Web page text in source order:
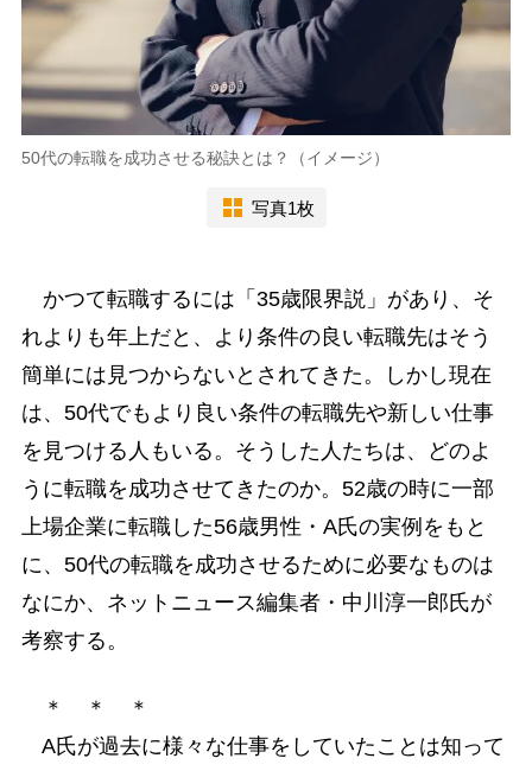
50代の転職を成功させる秘訣とは？（イメージ）
写真1枚
かつて転職するには「35歳限界説」があり、そ
れよりも年上だと、より条件の良い転職先はそう
簡単には見つからないとされてきた。しかし現在
は、50代でもより良い条件の転職先や新しい仕事
を見つける人もいる。そうした人たちは、どのよ
うに転職を成功させてきたのか。52歳の時に一部
上場企業に転職した56歳男性・A氏の実例をもと
に、50代の転職を成功させるために必要なものは
なにか、ネットニュース編集者・中川淳一郎氏が
考察する。
＊ ＊ ＊
A氏が過去に様々な仕事をしていたことは知って